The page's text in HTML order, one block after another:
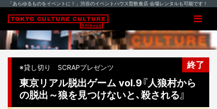
「あらゆるものをイベントに！」渋谷のイベントハウス型飲食店 会場レンタルも可能です！
終了
※貸し切り SCRAPプレゼンツ
東京リアル脱出ゲーム vol.9『人狼村から
の脱出～狼を見つけないと、殺される』